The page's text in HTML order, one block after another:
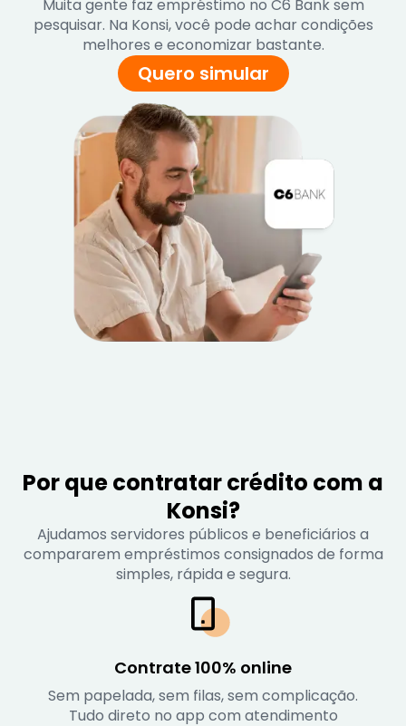
Muita gente faz empréstimo no C6 Bank sem
pesquisar. Na Konsi, você pode achar condições
melhores e economizar bastante.
Quero simular
Por que contratar crédito com a
Konsi?
Ajudamos servidores públicos e beneficiários a
compararem empréstimos consignados de forma
simples, rápida e segura.
Contrate 100% online
Sem papelada, sem filas, sem complicação.
Tudo direto no app com atendimento